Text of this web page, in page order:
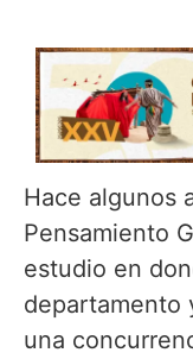
Hace algunos
Pensamiento
estudio en
departamento
una